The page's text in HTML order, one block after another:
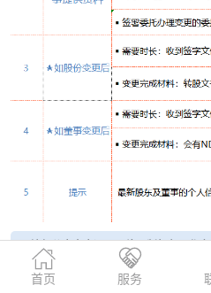
网站部分内容来源于网络，版权归原作
删除。
首页 服务